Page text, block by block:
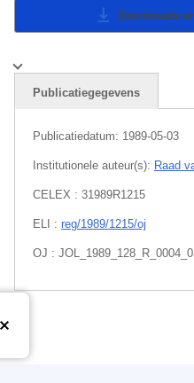
Downloads
Publicatiegegevens
Publicatiedatum: 1989-05-03
Institutionele auteur(s): Raad
CELEX : 31989R1215
ELI : reg/1989/1215/oj
OJ :